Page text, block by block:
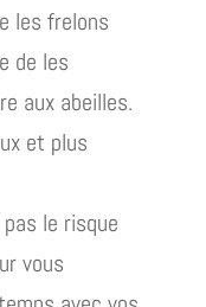
les frelons
de les
aux abeilles.
et plus
le risque
vous